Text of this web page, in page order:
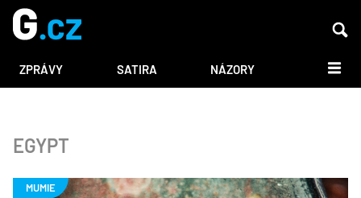
ZPRÁVY SATIRA NÁZORY DALŠÍ
EGYPT